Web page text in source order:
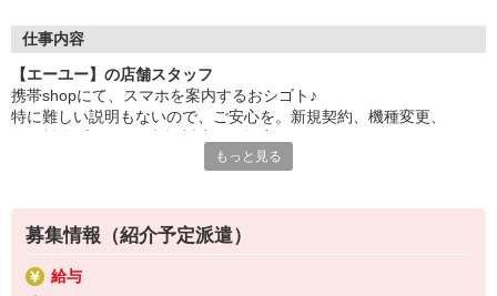
特別割引価格でご利用可能☆
お得に過ごしたいあなたの味方です♪
【選べるお仕事いろいろ】
事務、経理、データ入力、コールセンター、受付
▼工場・製造・軽作業系
機械/食品製造・梱包・仕分け・加工・組立・検査
▼美容系
眉毛サロンのアイブロウ・ネイリスト・エステ
仕事内容
【エーユー】の店舗スタッフ
携帯shopにて、スマホを案内するおシゴト♪
特に難しい説明もないので、ご安心を。新規契約、機種変更、
満足度◎
■携帯やインターネット販売業務
docomo(ドコモ)/au(エーユー)・KDDI/softbank(ソフトバンク)など
もっと見る
募集情報（紹介予定派遣）
給与